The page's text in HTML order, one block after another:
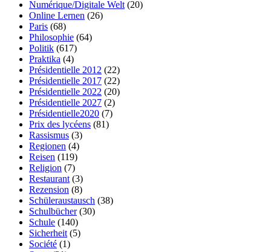
Numérique/Digitale Welt(20)
Online Lernen (26)
Paris (68)
Philosophie (64)
Politik (617)
Praktika (4)
Présidentielle 2012 (22)
Présidentielle 2017 (22)
Présidentielle 2022 (20)
Présidentielle 2027 (2)
Présidentielle2020 (7)
Prix des lycéens (81)
Rassismus (3)
Regionen (4)
Reisen (119)
Religion (7)
Restaurant(3)
Rezension (8)
Schüleraustausch (38)
Schulbücher(30)
Schule (140)
Sicherheit(5)
Société (1)